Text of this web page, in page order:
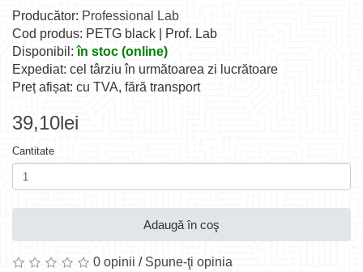
Producător: Professional Lab
Cod produs: PETG black | Prof. Lab
Disponibil:în stoc (online)
Expediat: cel târziu în următoarea zi lucrătoare
Preț afișat: cu TVA, fără transport
39,10lei
Cantitate
Adaugă în coş
0 opinii / Spune-ţi opinia